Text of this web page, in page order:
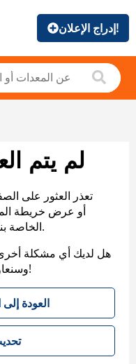
إدراج الإعلان!
لم يتم
تعذر العثور على
الخاصة بنا لمساعدتك في العثور على ما تريد.
هل لديك أي مشكلة
وسنعاود التواصل معك. شكرًا على صبرك!
العودة
تحديث الصفحة